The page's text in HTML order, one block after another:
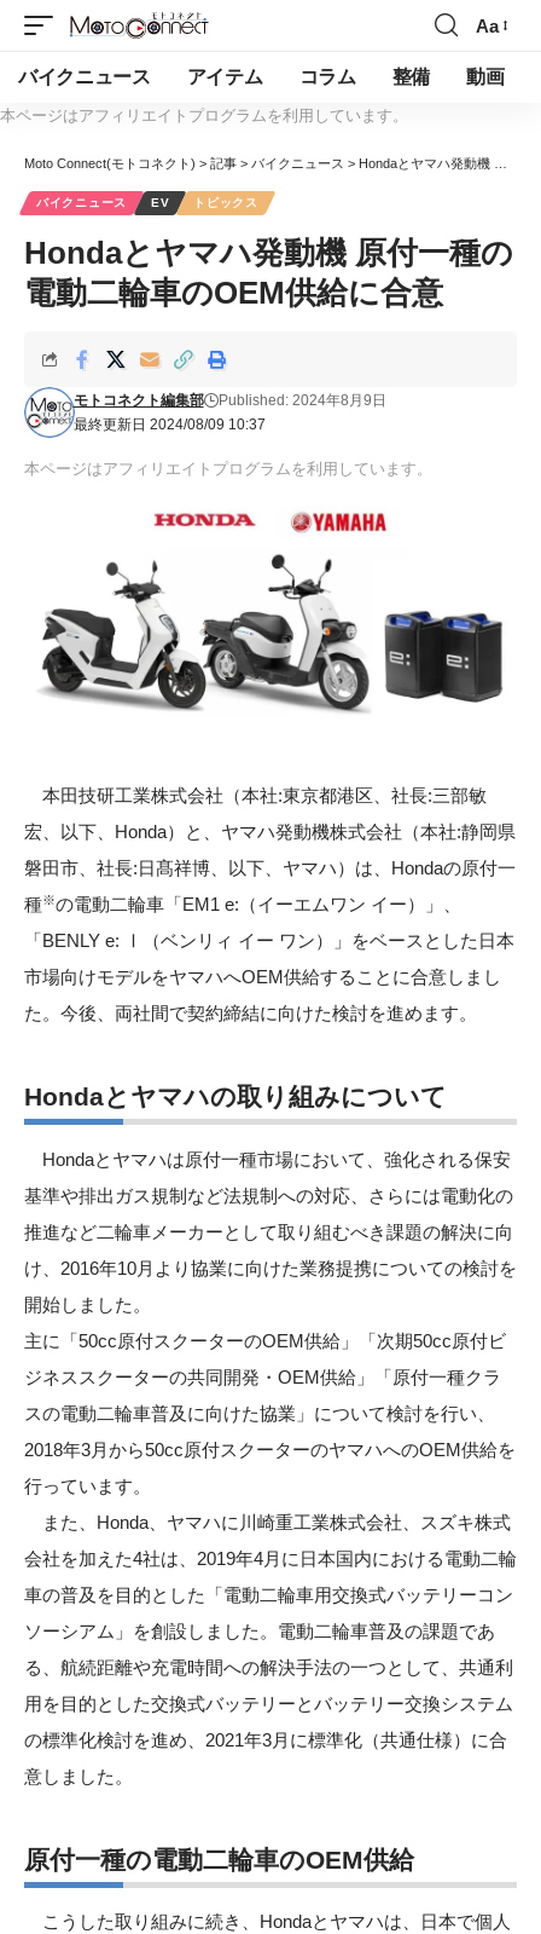
Aa
バイクニュース アイテム コラム 整備 動画
本ページはアフィリエイトプログラムを利用しています。
Moto Connect(モトコネクト) > 記事 > バイクニュース > Hondaとヤマハ発動機 原付一種の電動二輪車のOEM供給に合意
バイクニュース EV トピックス
Hondaとヤマハ発動機 原付一種の
電動二輪車のOEM供給に合意
最終更新日 2024/08/09 10:37
モトコネクト編集部 Published: 2024年8月9日
本ページはアフィリエイトプログラムを利用しています。
本田技研工業株式会社（本社:東京都港区、社長:三部敏
宏、以下、Honda）と、ヤマハ発動機株式会社（本社:静岡県
磐田市、社長:日髙祥博、以下、ヤマハ）は、Hondaの原付一
種※の電動二輪車「EM1 e:（イーエムワン イー）」、
「BENLY e: Ⅰ（ベンリィ イー ワン）」をベースとした日本
市場向けモデルをヤマハへOEM供給することに合意しまし
た。今後、両社間で契約締結に向けた検討を進めます。
Hondaとヤマハの取り組みについて
Hondaとヤマハは原付一種市場において、強化される保安
基準や排出ガス規制など法規制への対応、さらには電動化の
推進など二輪車メーカーとして取り組むべき課題の解決に向
け、2016年10月より協業に向けた業務提携についての検討を
開始しました。
主に「50cc原付スクーターのOEM供給」「次期50cc原付ビ
ジネススクーターの共同開発・OEM供給」「原付一種クラ
スの電動二輪車普及に向けた協業」について検討を行い、
2018年3月から50cc原付スクーターのヤマハへのOEM供給を
行っています。
また、Honda、ヤマハに川崎重工業株式会社、スズキ株式
会社を加えた4社は、2019年4月に日本国内における電動二輪
車の普及を目的とした「電動二輪車用交換式バッテリーコン
ソーシアム」を創設しました。電動二輪車普及の課題であ
る、航続距離や充電時間への解決手法の一つとして、共通利
用を目的とした交換式バッテリーとバッテリー交換システム
の標準化検討を進め、2021年3月に標準化（共通仕様）に合
意しました。
原付一種の電動二輪車のOEM供給
こうした取り組みに続き、Hondaとヤマハは、日本で個人